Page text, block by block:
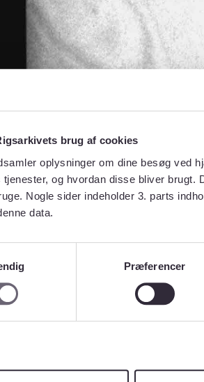
brug af cookies
oplysninger om dine besøg ved
tjenester, og hvordan disse bliver
Nogle sider indeholder 3. parts
data.
Præferencer